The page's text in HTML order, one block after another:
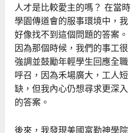
人才是比較愛主的嗎？ 在當時
學園傳道會的服事環境中，我
好像找不到這個問題的答案。
因為那個時候，我們的事工很
強調並鼓勵年輕學生回應全職
呼召，因為禾場廣大，工人短
缺，但我內心仍想尋求更深入
的答案。
後來，我發現美國富勒神學院